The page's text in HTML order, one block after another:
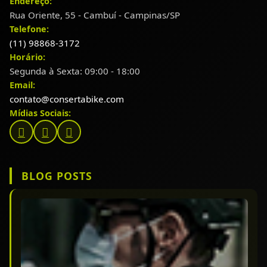
Rua Oriente, 55 - Cambuí - Campinas/SP
Telefone:
(11) 98868-3172
Horário:
Segunda à Sexta: 09:00 - 18:00
Email:
contato@consertabike.com
Mídias Sociais:
BLOG POSTS